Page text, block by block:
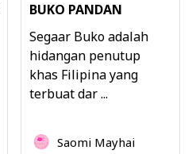
BUKO PANDAN
Segaar Buko adalah
hidangan penutup
khas Filipina yang
terbuat dar ...
Saomi Mayhai